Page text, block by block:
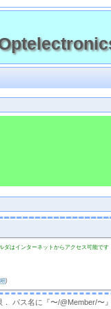
ダはインターネットからアクセス可能で
)
パス名に『〜/@Member/〜